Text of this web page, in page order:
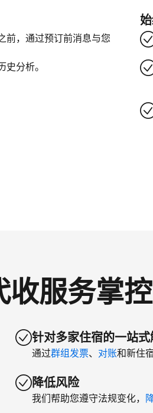
前，通过预订前消息与您
分析。
服务掌
针对多家住宿的一站
通过群组发票、 对账和新住
降低风险
我们帮助您遵守法规变化，